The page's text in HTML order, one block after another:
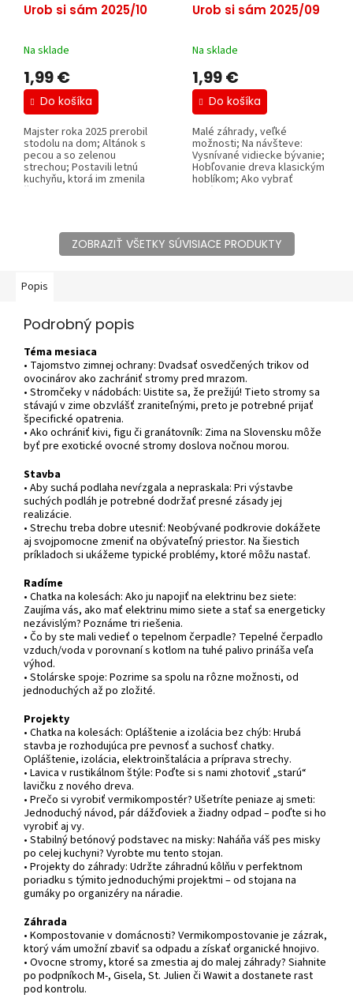
Urob si sám 2025/10
Na sklade
1,99 €
Do košíka
Majster roka 2025 prerobil
stodolu na dom; Altánok s
pecou a so zelenou
strechou; Postavili letnú
kuchyňu, ktorá im zmenila
život;...
Urob si sám 2025/09
Na sklade
1,99 €
Do košíka
Malé záhrady, veľké
možnosti; Na návšteve:
Vysnívané vidiecke bývanie;
Hobľovanie dreva klasickým
hoblíkom; Ako vybrať
správne drevo na...
ZOBRAZIŤ VŠETKY SÚVISIACE PRODUKTY
Popis
Podrobný popis
Téma mesiaca
• Tajomstvo zimnej ochrany: Dvadsať osvedčených trikov od
ovocinárov ako zachrániť stromy pred mrazom.
• Stromčeky v nádobách: Uistite sa, že prežijú! Tieto stromy sa
stávajú v zime obzvlášť zraniteľnými, preto je potrebné prijať
špecifické opatrenia.
• Ako ochrániť kivi, figu či granátovník: Zima na Slovensku môže
byť pre exotické ovocné stromy doslova nočnou morou.
Stavba
• Aby suchá podlaha nevŕzgala a nepraskala: Pri výstavbe
suchých podláh je potrebné dodržať presné zásady jej
realizácie.
• Strechu treba dobre utesniť: Neobývané podkrovie dokážete
aj svojpomocne zmeniť na obývateľný priestor. Na šiestich
príkladoch si ukážeme typické problémy, ktoré môžu nastať.
Radíme
• Chatka na kolesách: Ako ju napojiť na elektrinu bez siete:
Zaujíma vás, ako mať elektrinu mimo siete a stať sa energeticky
nezávislým? Poznáme tri riešenia.
• Čo by ste mali vedieť o tepelnom čerpadle? Tepelné čerpadlo
vzduch/voda v porovnaní s kotlom na tuhé palivo prináša veľa
výhod.
• Stolárske spoje: Pozrime sa spolu na rôzne možnosti, od
jednoduchých až po zložité.
Projekty
• Chatka na kolesách: Opláštenie a izolácia bez chýb: Hrubá
stavba je rozhodujúca pre pevnosť a suchosť chatky.
Opláštenie, izolácia, elektroinštalácia a príprava strechy.
• Lavica v rustikálnom štýle: Poďte si s nami zhotoviť „starú“
lavičku z nového dreva.
• Prečo si vyrobiť vermikompostér? Ušetríte peniaze aj smeti:
Jednoduchý návod, pár dážďoviek a žiadny odpad – poďte si ho
vyrobiť aj vy.
• Stabilný betónový podstavec na misky: Naháňa váš pes misky
po celej kuchyni? Vyrobte mu tento stojan.
• Projekty do záhrady: Udržte záhradnú kôlňu v perfektnom
poriadku s týmito jednoduchými projektmi – od stojana na
gumáky po organizéry na náradie.
Záhrada
• Kompostovanie v domácnosti? Vermikompostovanie je zázrak,
ktorý vám umožní zbaviť sa odpadu a získať organické hnojivo.
• Ovocne stromy, ktoré sa zmestia aj do malej záhrady? Siahnite
po podpníkoch M-, Gisela, St. Julien či Wawit a dostanete rast
pod kontrolu.